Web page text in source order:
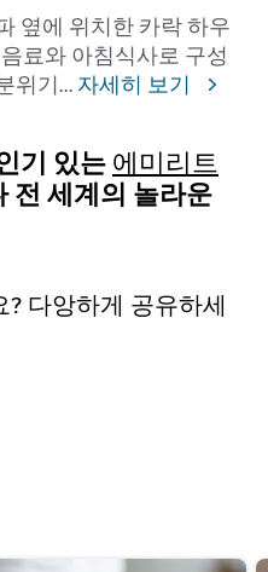
옆에 위치한 카락 하우
료와 아침식사로 구성
위기...자세히 보기
기 있는에미리트
전 세계의 놀라운
다앙하게 공유하세